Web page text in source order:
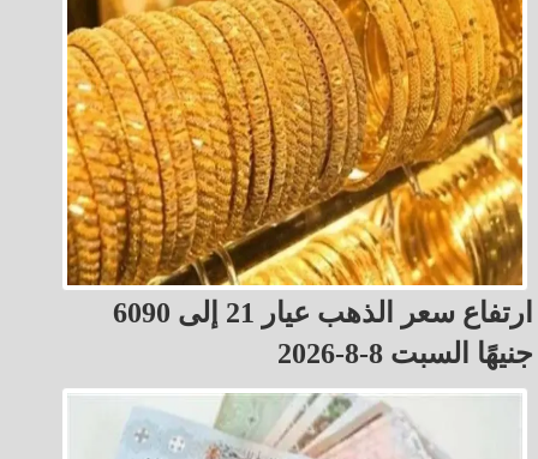
ارتفاع سعر الذهب عيار 21 إلى 6090
جنيهًا السبت 8-8-2026